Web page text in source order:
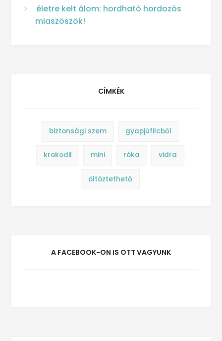
életre kelt álom: hordható hordozós
miaszöszök!
CÍMKÉK
biztonsági szem gyapjúfilcből
krokodil mini róka vidra
öltöztethető
A FACEBOOK-ON IS OTT VAGYUNK